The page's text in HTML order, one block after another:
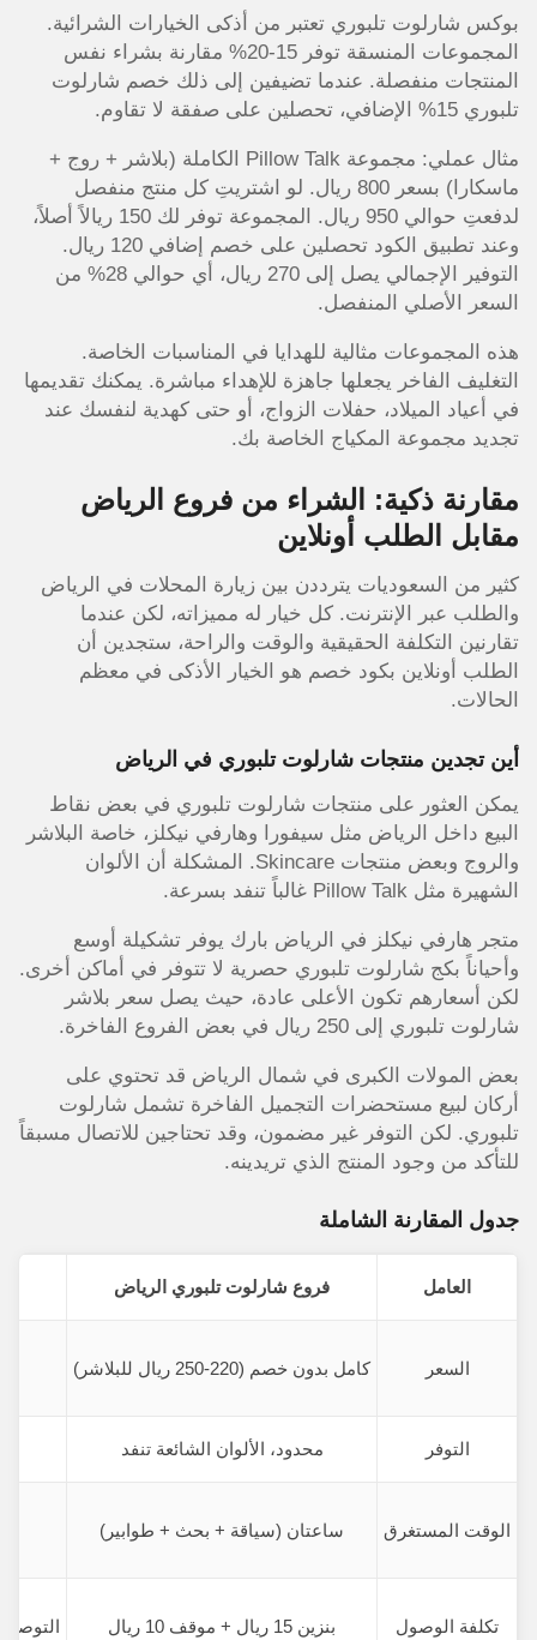
بوكس شارلوت تلبوري تعتبر من أذكى الخيارات الشرائية.
المجموعات المنسقة توفر 15-20% مقارنة بشراء نفس
المنتجات منفصلة. عندما تضيفين إلى ذلك خصم شارلوت
تلبوري 15% الإضافي، تحصلين على صفقة لا تقاوم.
مثال عملي: مجموعة Pillow Talk الكاملة (بلاشر + روج +
ماسكارا) بسعر 800 ريال. لو اشتريتِ كل منتج منفصل
لدفعتِ حوالي 950 ريال. المجموعة توفر لك 150 ريالاً أصلاً،
وعند تطبيق الكود تحصلين على خصم إضافي 120 ريال.
التوفير الإجمالي يصل إلى 270 ريال، أي حوالي 28% من
السعر الأصلي المنفصل.
هذه المجموعات مثالية للهدايا في المناسبات الخاصة.
التغليف الفاخر يجعلها جاهزة للإهداء مباشرة. يمكنك تقديمها
في أعياد الميلاد، حفلات الزواج، أو حتى كهدية لنفسك عند
تجديد مجموعة المكياج الخاصة بك.
مقارنة ذكية: الشراء من فروع الرياض
مقابل الطلب أونلاين
كثير من السعوديات يترددن بين زيارة المحلات في الرياض
والطلب عبر الإنترنت. كل خيار له مميزاته، لكن عندما
تقارنين التكلفة الحقيقية والوقت والراحة، ستجدين أن
الطلب أونلاين بكود خصم هو الخيار الأذكى في معظم
الحالات.
أين تجدين منتجات شارلوت تلبوري في الرياض
يمكن العثور على منتجات شارلوت تلبوري في بعض نقاط
البيع داخل الرياض مثل سيفورا وهارفي نيكلز ، خاصة البلاشر
والروج وبعض منتجات Skincare. المشكلة أن الألوان
الشهيرة مثل Pillow Talk غالباً تنفد بسرعة.
متجر هارفي نيكلز في الرياض بارك يوفر تشكيلة أوسع
وأحياناً بكج شارلوت تلبوري حصرية لا تتوفر في أماكن أخرى.
لكن أسعارهم تكون الأعلى عادة، حيث يصل سعر بلاشر
شارلوت تلبوري إلى 250 ريال في بعض الفروع الفاخرة.
بعض المولات الكبرى في شمال الرياض قد تحتوي على
أركان لبيع مستحضرات التجميل الفاخرة تشمل شارلوت
تلبوري. لكن التوفر غير مضمون، وقد تحتاجين للاتصال مسبقاً
للتأكد من وجود المنتج الذي تريدينه.
جدول المقارنة الشاملة
العامل فروع شارلوت تلبوري الرياض
السعر كامل بدون خصم (220-250 ريال للبلاشر)
التوفر محدود، الألوان الشائعة تنفد
الوقت المستغرق ساعتان (سياقة + بحث + طوابير)
تكلفة الوصول بنزين 15 ريال + موقف 10 ريال